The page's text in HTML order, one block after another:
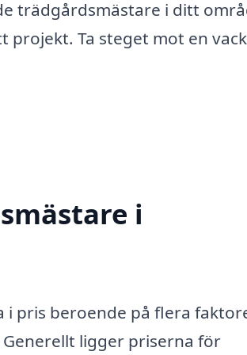
trädgårdsmästare i ditt
Ta steget mot en
i
i pris beroende på flera
ligger priserna för